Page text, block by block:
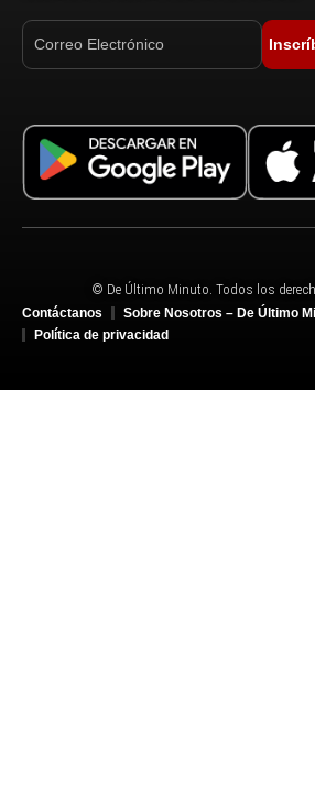
© De Último Minuto. Todos los
Contáctanos
Sobre Nosotros – De Último
Política de privacidad